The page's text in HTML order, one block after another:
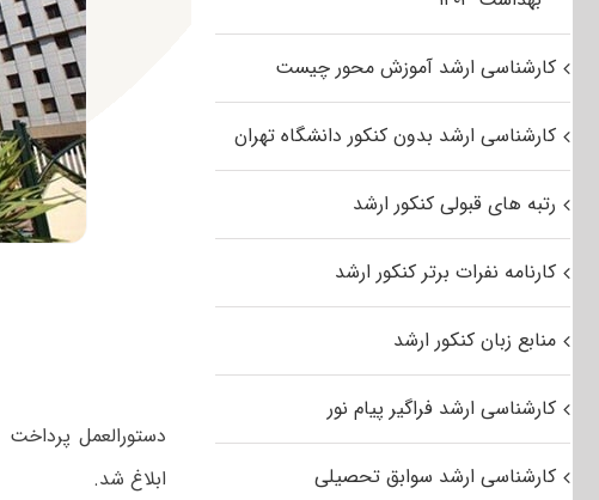
ابلاغ شد.
کارشناسی ارشد آموزش محور چیست
کارشناسی ارشد بدون کنکور دانشگاه تهران
رتبه های قبولی کنکور ارشد
کارنامه نفرات برتر کنکور ارشد
منابع زبان کنکور ارشد
کارشناسی ارشد فراگیر پیام نور
کارشناسی ارشد سوابق تحصیلی